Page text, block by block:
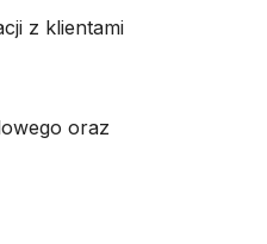
z klientami
oraz